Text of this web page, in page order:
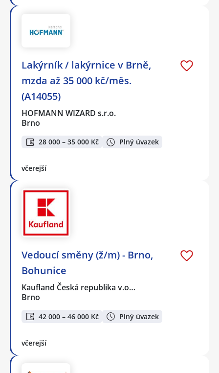
Lakýrník / lakýrnice v Brně,
mzda až 35 000 kč/měs.
(A14055)
HOFMANN WIZARD s.r.o.
Brno
28 000 – 35 000 Kč Plný úvazek
včerejší
Vedoucí směny (ž/m) - Brno,
Bohunice
Kaufland Česká republika v.o…
Brno
42 000 – 46 000 Kč Plný úvazek
včerejší